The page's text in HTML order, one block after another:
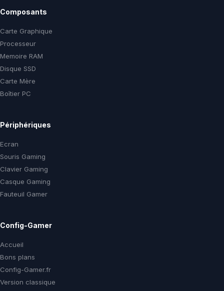
Composants
Carte Graphique
Processeur
Memoire RAM
Disque SSD
Carte Mère
Boîtier PC
Périphériques
Ecran
Souris Gaming
Clavier Gaming
Casque Gaming
Fauteuil Gamer
Config-Gamer
Accueil
Bons plans
Config-Gamer.fr
Version classique